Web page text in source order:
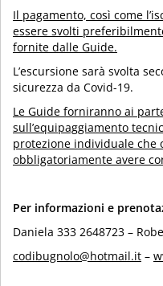
Il pagamento, così come
essere svolti
fornite dalle Guide.
L’escursione sarà svolta
sicurezza da Covid-19.
Le Guide forniranno ai
sull’equipaggiamento
protezione individuale che
obbligatoriamente avere
Per informazioni e
Daniela 333 2648723 –
codibugnolo@hotmail.it –